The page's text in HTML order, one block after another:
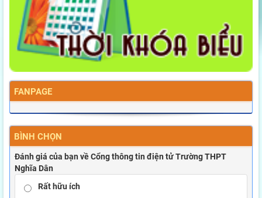
FANPAGE
BÌNH CHỌN
Đánh giá của bạn về Cổng thông tin điện tử Trường THPT
Nghĩa Dân
Rất hữu ích